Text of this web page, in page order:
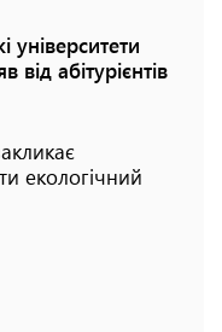
університети
абітурієнтів
екологічний